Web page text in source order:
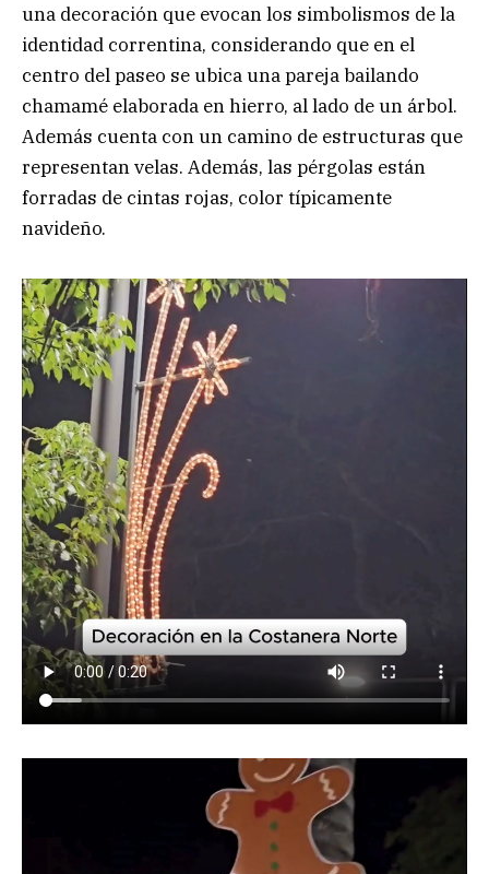
una decoración que evocan los simbolismos de la
identidad correntina, considerando que en el
centro del paseo se ubica una pareja bailando
chamamé elaborada en hierro, al lado de un árbol.
Además cuenta con un camino de estructuras que
representan velas. Además, las pérgolas están
forradas de cintas rojas, color típicamente
navideño.